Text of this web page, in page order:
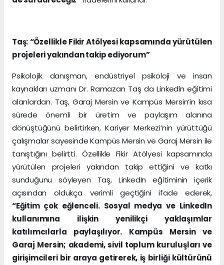
Taş: “Özellikle Fikir Atölyesi kapsamında yürütülen
projeleri yakından takip ediyorum”
Psikolojik danışman, endüstriyel psikoloji ve insan
kaynakları uzmanı Dr. Ramazan Taş da Linkedln eğitimi
alanlardan. Taş, Garaj Mersin ve Kampüs Mersin’in kısa
sürede önemli bir üretim ve paylaşım alanına
dönüştüğünü belirtirken, Kariyer Merkezi’nin yürüttüğü
çalışmalar sayesinde Kampüs Mersin ve Garaj Mersin ile
tanıştığını belirtti. Özellikle Fikir Atölyesi kapsamında
yürütülen projeleri yakından takip ettiğini ve katkı
sunduğunu söyleyen Taş, LinkedIn eğitiminin içerik
açısından oldukça verimli geçtiğini ifade ederek,
“Eğitim çok eğlenceli. Sosyal medya ve LinkedIn
kullanımına ilişkin yenilikçi yaklaşımlar
katılımcılarla paylaşılıyor. Kampüs Mersin ve
Garaj Mersin; akademi, sivil toplum kuruluşları ve
girişimcileri bir araya getirerek, iş birliği kültürünü